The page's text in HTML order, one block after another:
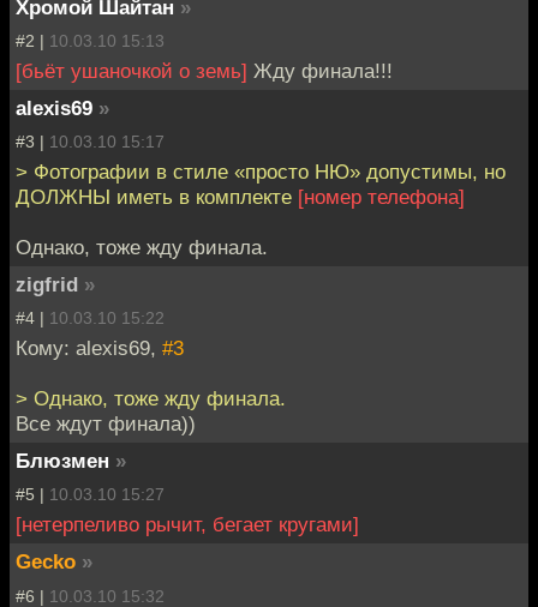
Хромой Шайтан »
#2 | 10.03.10 15:13
[бьёт ушаночкой о земь] Жду финала!!!
alexis69 »
#3 | 10.03.10 15:17
> Фотографии в стиле «просто НЮ» допустимы, но
ДОЛЖНЫ иметь в комплекте [номер телефона]
Однако, тоже жду финала.
zigfrid »
#4 | 10.03.10 15:22
Кому: alexis69, #3
> Однако, тоже жду финала.
Все ждут финала))
Блюзмен »
#5 | 10.03.10 15:27
[нетерпеливо рычит, бегает кругами]
Gecko »
#6 | 10.03.10 15:32